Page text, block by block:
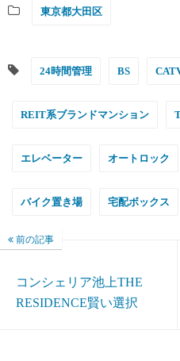
東京都大田区
24時間管理 BS
REIT系ブランドマンション
エレベーター オートロック
バイク置き場 宅配ボックス
前の記事
コンシェリア池上THE
RESIDENCE賢い選択